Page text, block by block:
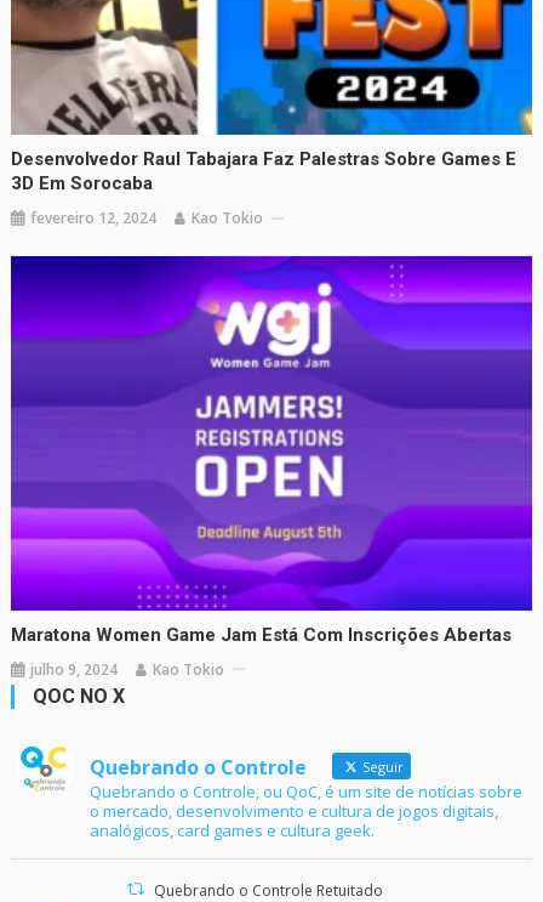
Desenvolvedor Raul Tabajara Faz Palestras Sobre Games E
3D Em Sorocaba
fevereiro 12, 2024 Kao Tokio
Maratona Women Game Jam Está Com Inscrições Abertas
julho 9, 2024 Kao Tokio
QOC NO X
Quebrando o Controle Seguir
Quebrando o Controle, ou QoC, é um site de notícias sobre
o mercado, desenvolvimento e cultura de jogos digitais,
analógicos, card games e cultura geek.
Quebrando o Controle Retuitado